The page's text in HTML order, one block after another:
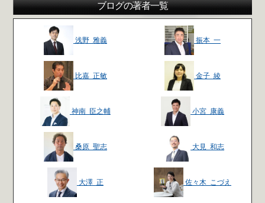
ブログの著者一覧
浅野 雅義 振本 一
比嘉 正敏 金子 綾
神南 臣之輔 小宮 康義
桑原 聖志 大見 和志
大澤 正 佐々木 こづえ